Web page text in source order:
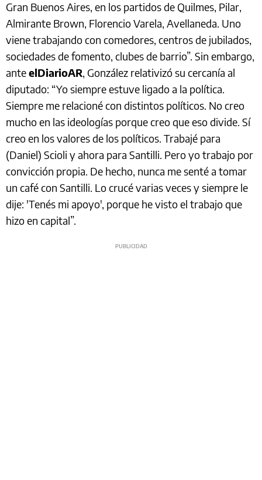
Gran Buenos Aires, en los partidos de Quilmes, Pilar,
Almirante Brown, Florencio Varela, Avellaneda. Uno
viene trabajando con comedores, centros de jubilados,
sociedades de fomento, clubes de barrio”. Sin embargo,
anteelDiarioAR, González relativizó su cercanía al
diputado: “Yo siempre estuve ligado a la política.
Siempre me relacioné con distintos políticos. No creo
mucho en las ideologías porque creo que eso divide. Sí
creo en los valores de los políticos. Trabajé para
(Daniel) Scioli y ahora para Santilli. Pero yo trabajo por
convicción propia. De hecho, nunca me senté a tomar
un café con Santilli. Lo crucé varias veces y siempre le
dije: 'Tenés mi apoyo', porque he visto el trabajo que
hizo en capital”.